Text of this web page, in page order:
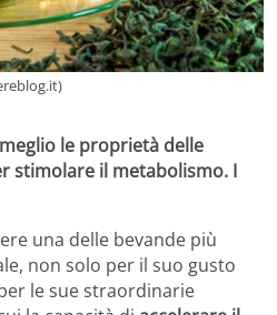
le proprietà delle
stimolare il metabolismo. I
una delle bevande più
non solo per il suo gusto
le sue straordinarie